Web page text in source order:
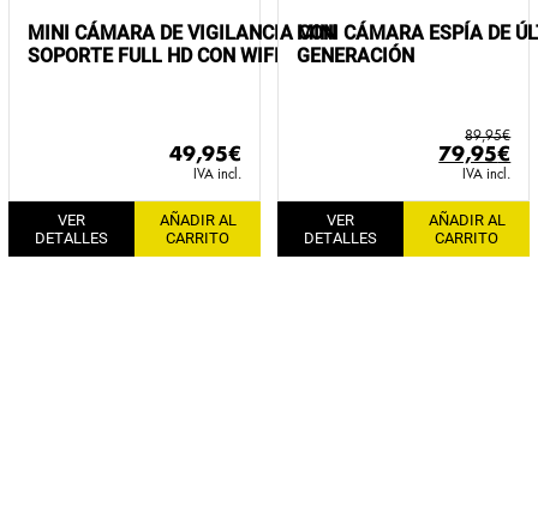
MINI CÁMARA DE VIGILANCIA CON
SOPORTE FULL HD CON WIFI
49,95€
IVA incl.
VER
DETALLES
AÑADIR AL
CARRITO
MINI CÁMARA ESPÍA DE
GENERACIÓN
89,95€
El
precio
original
era:
89,95€.
79,95€
IVA incl.
VER
DETALLES
AÑADIR AL
CARRITO